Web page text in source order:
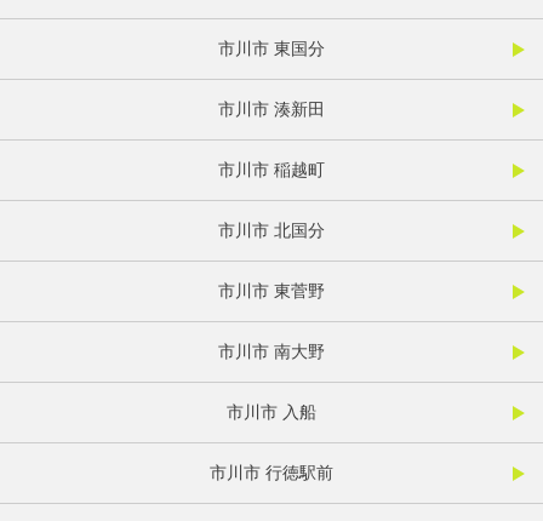
市川市 東国分
市川市 湊新田
市川市 稲越町
市川市 北国分
市川市 東菅野
市川市 南大野
市川市 入船
市川市 行徳駅前